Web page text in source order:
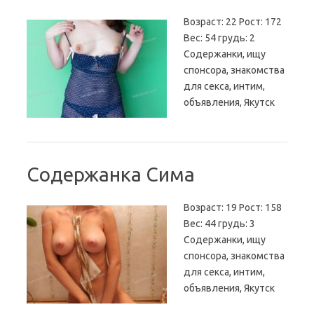
Возраст: 22 Рост: 172
Вес: 54 грудь: 2
Содержанки, ищу
спонсора, знакомства
для секса, интим,
объявления, Якутск
Содержанка Сима
Возраст: 19 Рост: 158
Вес: 44 грудь: 3
Содержанки, ищу
спонсора, знакомства
для секса, интим,
объявления, Якутск